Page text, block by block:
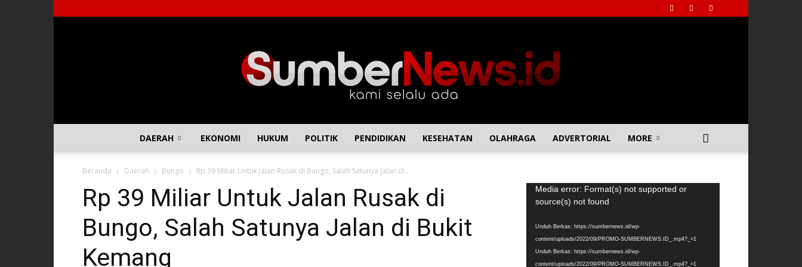
DAERAH EKONOMI HUKUM POLITIK PENDIDIKAN KESEHATAN OLAHRAGA ADVERTORIAL MORE
Beranda Daerah Bungo Rp 39 Miliar Untuk Jalan Rusak di Bungo, Salah Satunya Jalan di...
Rp 39 Miliar Untuk Jalan Rusak di
Bungo, Salah Satunya Jalan di Bukit
Kemang
Pemutar
Video
Media error: Format(s) not supported or
source(s) not found
Unduh Berkas: https://sumbernews.id/wp-
content/uploads/2022/09/PROMO-SUMBERNEWS.ID_.mp4?_=1
Unduh Berkas: https://sumbernews.id/wp-
content/uploads/2022/09/PROMO-SUMBERNEWS.ID_.mp4?_=1